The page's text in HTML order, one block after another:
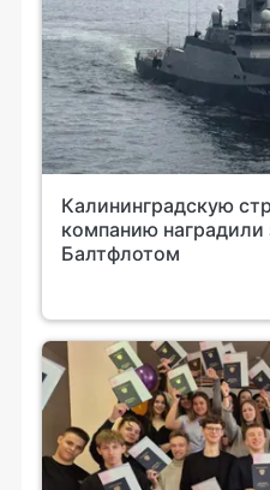
Калининградскую
компанию наградили
Балтфлотом